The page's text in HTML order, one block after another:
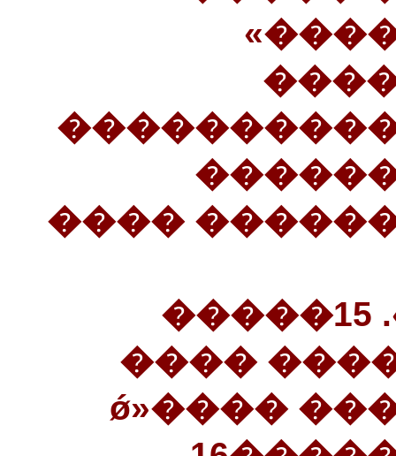
���������
�������������». 15�����
������:
���������� ������ ����ǿ»